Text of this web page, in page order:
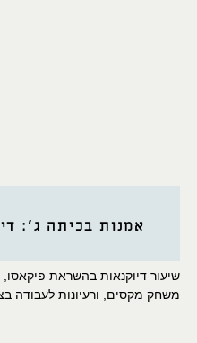
אמנות בכיתה ג':
שיעור דיוקנאות בהשראת
משחק מקסים, ורעיונות לעבודה